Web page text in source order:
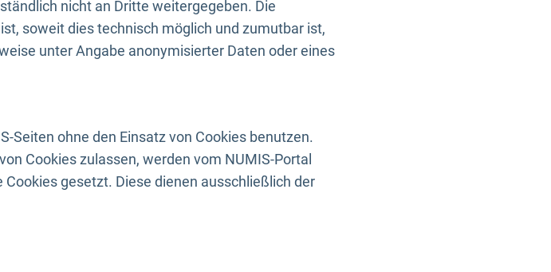
nicht an Dritte weitergegeben. Die
soweit dies technisch möglich und zumutbar ist,
unter Angabe anonymisierter Daten oder eines
Seiten ohne den Einsatz von Cookies benutzen.
Cookies zulassen, werden vom NUMIS-Portal
gesetzt. Diese dienen ausschließlich der